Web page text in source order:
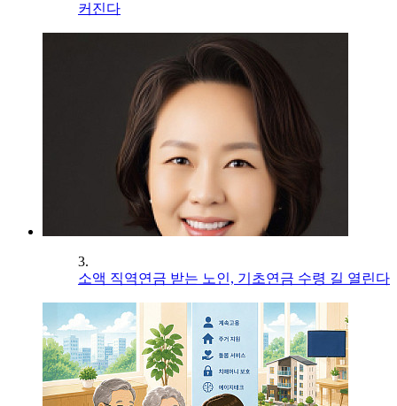
커진다
3.
소액 직역연금 받는 노인, 기초연금 수령 길 열린다